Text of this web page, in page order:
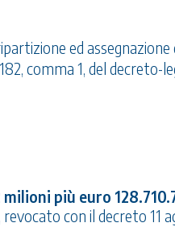
ed assegnazione
comma 1, del decreto-
milioni più euro
con il decreto 11